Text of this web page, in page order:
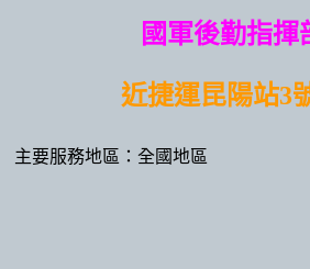
國軍後勤指揮
近捷運昆陽站3
主要服務地區：全國地區